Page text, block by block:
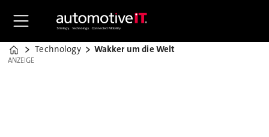
Home
Technology Wakker um die Welt
ANZEIGE
ANZEIGE